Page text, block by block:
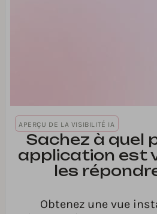
APERÇU DE LA VISIBILITÉ IA
Sachez à quel
application est
les
Obtenez une vue